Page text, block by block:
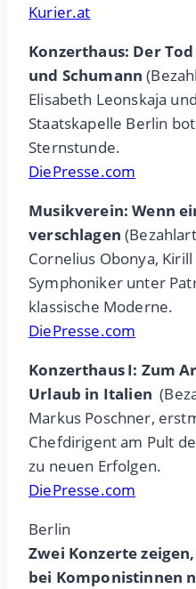
Kurier.at
Konzerthaus: Der
und Schumann
Elisabeth Leonskaja
Staatskapelle Berlin
Sternstunde.
DiePresse.com
Musikverein: Wenn
verschlagen
Cornelius Obonya,
Symphoniker unter
klassische Moderne.
DiePresse.com
Konzerthaus I: Zum
Urlaub in Italien
Markus Poschner,
Chefdirigent am Pult
zu neuen Erfolgen.
DiePresse.com
Berlin
Zwei Konzerte
bei Komponistinnen